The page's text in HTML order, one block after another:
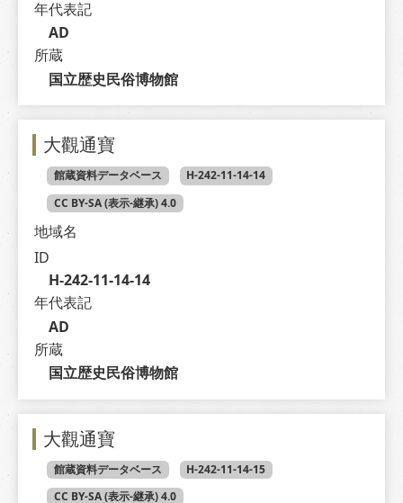
年代表記
AD
所蔵
国立歴史民俗博物館
大觀通寶
館蔵資料データベース
H-242-11-14-14
CC BY-SA (表示-継承) 4.0
地域名
ID
H-242-11-14-14
年代表記
AD
所蔵
国立歴史民俗博物館
大觀通寶
館蔵資料データベース
H-242-11-14-15
CC BY-SA (表示-継承) 4.0